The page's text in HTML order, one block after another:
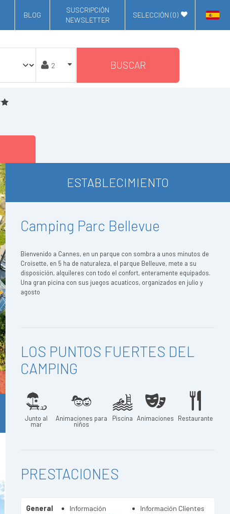
BLOG
SUSCRIPCIÓN
NEWSLETTER
SELECCIÓN (0)
BUSCAR
ESTABLECIMIENTO
Camping Parc Bellevue
Bienvenido a Cannes, en un parque con sombra a unos minutos de
Croisette, en 5 ha de naturaleza, el parque Belleuve, mete a su
disposición, alquileres con todo el confort, enteramente equipados.
Una gran picina con sus juegos acuaticos, organizados en julio y
agosto
LOS PUNTOS FUERTES DEL
CAMPING
Junto al
mar
Animaciones para
niños
Piscina Animaciones Restaurante
PRESTACIONES
General
Información
Información Clientes